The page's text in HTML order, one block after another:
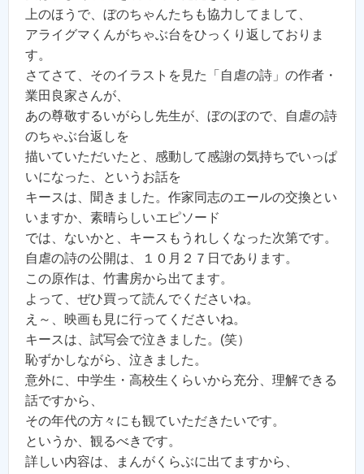
上のほうで、ぼのちゃんたちも協力してまして、
アライグマくんがちゃぶ台をひっくり返しておりま
す。
さてさて、そのイラストを見た「自虐の詩」の作者・
業田良家さんが、
あの尊敬するいがらし先生が、ぼのぼので、自虐の詩
のちゃぶ台返しを
描いていただいたと、感動して感謝の気持ちでいっぱ
いになった、というお話を
キースは、聞きました。作家同志のエールの交換とい
いますか、素晴らしいエピソード
では、ないかと、キースもうれしくなった次第です。
自虐の詩の公開は、１０月２７日であります。
この原作は、竹書房から出てます。
よって、ぜひ買って読んでくださいね。
え～、映画も見に行ってくださいね。
キースは、試写会で泣きました。(笑）
恥ずかしながら、泣きました。
意外に、中学生・高校生くらいから充分、理解できる
話ですから、
その年代の方々にも観ていただきたいです。
というか、観るべきです。
詳しい内容は、まんがくらぶに出てますから、